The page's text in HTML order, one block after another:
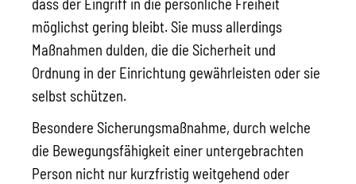
dass der Eingriff in die persönliche Freiheit
möglichst gering bleibt. Sie muss allerdings
Maßnahmen dulden, die die Sicherheit und
Ordnung in der Einrichtung gewährleisten oder sie
selbst schützen.
Besondere Sicherungsmaßnahme, durch welche
die Bewegungsfähigkeit einer untergebrachten
Person nicht nur kurzfristig weitgehend oder